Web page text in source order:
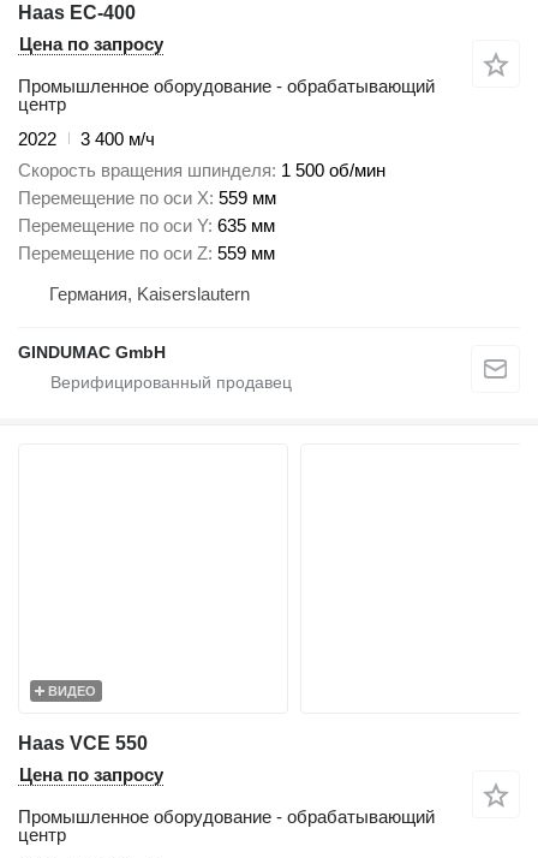
Haas EC-400
Цена по запросу
Промышленное оборудование - обрабатывающий
центр
2022
3 400 м/ч
Скорость вращения шпинделя 1 500 об/мин
Перемещение по оси X 559 мм
Перемещение по оси Y 635 мм
Перемещение по оси Z 559 мм
Германия, Kaiserslautern
GINDUMAC GmbH
ВИДЕО
Haas VCE 550
Цена по запросу
Промышленное оборудование - обрабатывающий
центр